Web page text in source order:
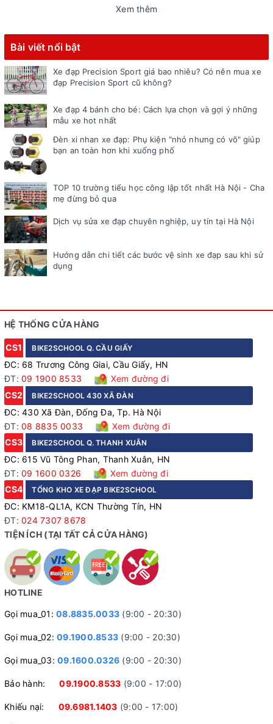
Xem thêm
Bài viết nổi bật
Xe đạp Precision Sport giá bao nhiêu? Có nên mua xe
đạp Precision Sport cũ không?
Xe đạp 4 bánh cho bé: Cách lựa chọn và gợi ý những
mẫu xe hot nhất
Đèn xi nhan xe đạp: Phụ kiện "nhỏ nhưng có võ" giúp
bạn an toàn hơn khi xuống phố
TOP 10 trường tiểu học công lập tốt nhất Hà Nội - Cha
mẹ đừng bỏ qua
Dịch vụ sửa xe đạp chuyên nghiệp, uy tín tại Hà Nội
Hướng dẫn chi tiết các bước vệ sinh xe đạp sau khi sử
dụng
HỆ THỐNG CỬA HÀNG
CS1 BIKE2SCHOOL Q. CẦU GIẤY
ĐC: 68 Trương Công Giai, Cầu Giấy, HN
ĐT: 09 1900 8533
Xem đường đi
CS2
BIKE2SCHOOL 430 XÃ ĐÀN
ĐC: 430 Xã Đàn, Đống Đa, Tp. Hà Nội
ĐT: 08 8835 0033
Xem đường đi
CS3
BIKE2SCHOOL Q. THANH XUÂN
ĐC: 615 Vũ Tông Phan, Thanh Xuân, HN
ĐT: 09 1600 0326
Xem đường đi
CS4
TỔNG KHO XE ĐẠP BIKE2SCHOOL
ĐC: KM18-QL1A, KCN Thường Tín, HN
ĐT: 024 7307 8678
TIỆN ÍCH (TẠI TẤT CẢ CỬA HÀNG)
HOTLINE
Gọi mua_01: 08.8835.0033 (9:00 - 20:30)
Gọi mua_02: 09.1900.8533 (9:00 - 20:30)
Gọi mua_03: 09.1600.0326 (9:00 - 20:30)
Bảo hành:09.1900.8533 (9:00 - 17:00)
Khiếu nại: 09.6981.1403 (9:00 - 17:00)